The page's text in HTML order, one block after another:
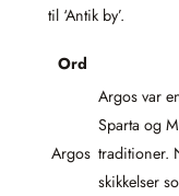
til ‘Antik by’.
Ord
Argos
Argos var
Sparta og
traditioner.
skikkelser